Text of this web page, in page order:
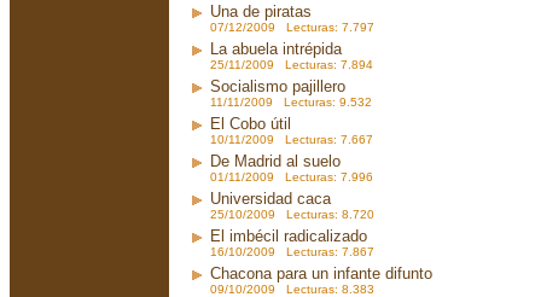
Una de piratas
07/12/2009 Lecturas: 7.797
La abuela intrépida
25/11/2009 Lecturas: 7.894
Socialismo pajillero
11/11/2009 Lecturas: 9.532
El Cobo útil
10/11/2009 Lecturas: 7.667
De Madrid al suelo
01/11/2009 Lecturas: 7.996
Universidad caca
25/10/2009 Lecturas: 8.720
El imbécil radicalizado
16/10/2009 Lecturas: 7.867
Chacona para un infante difunto
09/10/2009 Lecturas: 8.383